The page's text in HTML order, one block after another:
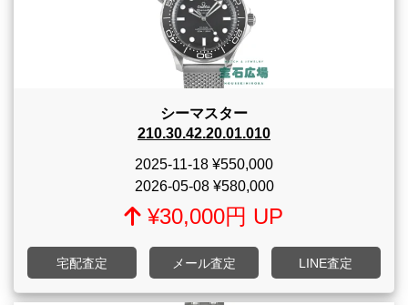
シーマスター
210.30.42.20.01.010
2025-11-18 ¥550,000
2026-05-08¥580,000
¥30,000円 UP
宅配査定 メール査定 LINE査定